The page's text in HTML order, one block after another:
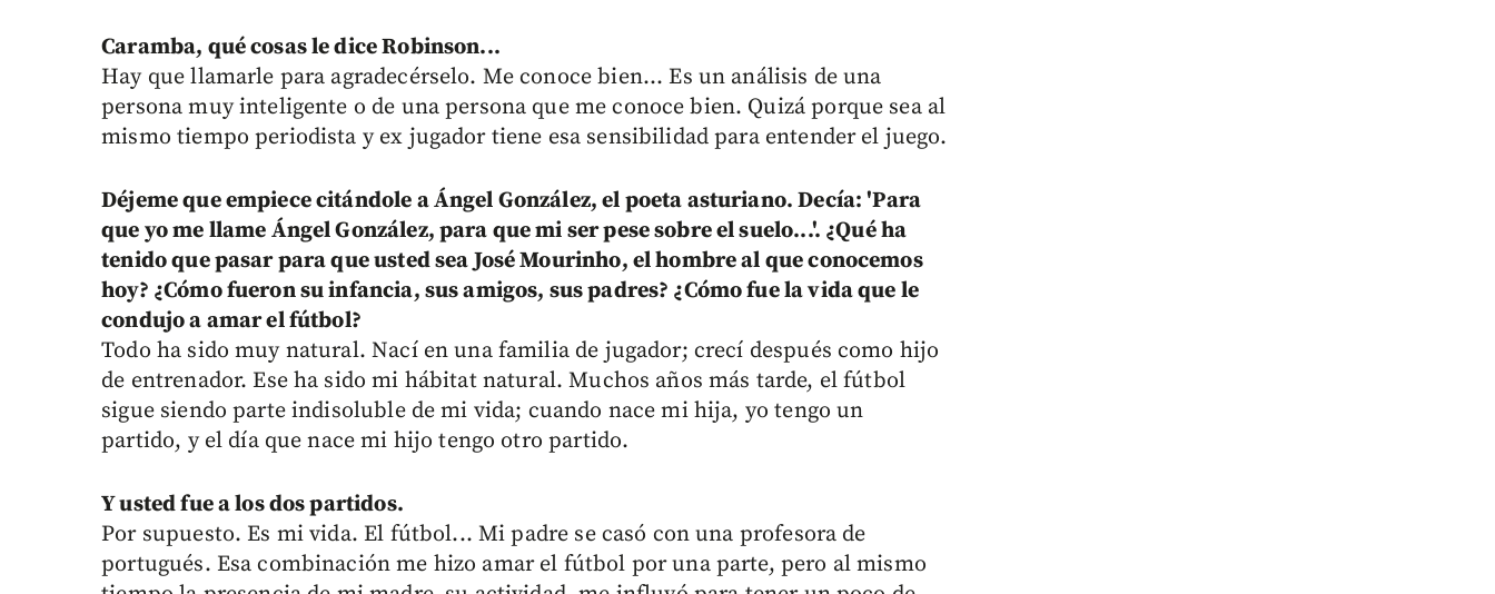
Caramba, qué cosas le dice Robinson...
Hay que llamarle para agradecérselo. Me conoce bien... Es un análisis de una
persona muy inteligente o de una persona que me conoce bien. Quizá porque sea al
mismo tiempo periodista y ex jugador tiene esa sensibilidad para entender el juego.
Déjeme que empiece citándole a Ángel González, el poeta asturiano. Decía: 'Para
que yo me llame Ángel González, para que mi ser pese sobre el suelo...'. ¿Qué ha
tenido que pasar para que usted sea José Mourinho, el hombre al que conocemos
hoy? ¿Cómo fueron su infancia, sus amigos, sus padres? ¿Cómo fue la vida que le
condujo a amar el fútbol?
Todo ha sido muy natural. Nací en una familia de jugador; crecí después como hijo
de entrenador. Ese ha sido mi hábitat natural. Muchos años más tarde, el fútbol
sigue siendo parte indisoluble de mi vida; cuando nace mi hija, yo tengo un
partido, y el día que nace mi hijo tengo otro partido.
Y usted fue a los dos partidos.
Por supuesto. Es mi vida. El fútbol... Mi padre se casó con una profesora de
portugués. Esa combinación me hizo amar el fútbol por una parte, pero al mismo